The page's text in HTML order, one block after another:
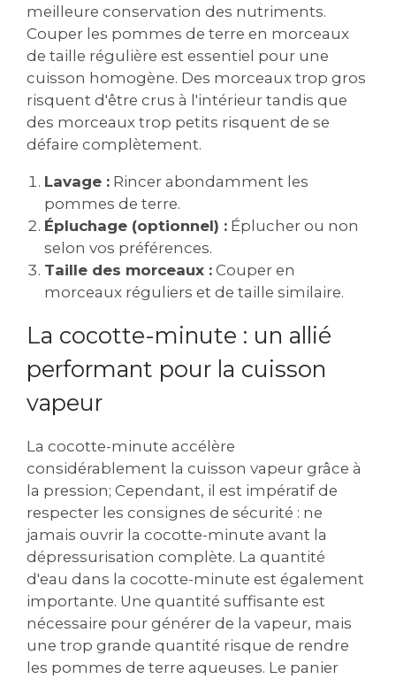
meilleure conservation des nutriments.
Couper les pommes de terre en morceaux
de taille régulière est essentiel pour une
cuisson homogène. Des morceaux trop gros
risquent d'être crus à l'intérieur tandis que
des morceaux trop petits risquent de se
défaire complètement.
Lavage : Rincer abondamment les
pommes de terre.
Épluchage (optionnel) : Éplucher ou non
selon vos préférences.
Taille des morceaux : Couper en
morceaux réguliers et de taille similaire.
La cocotte-minute : un allié
performant pour la cuisson
vapeur
La cocotte-minute accélère
considérablement la cuisson vapeur grâce à
la pression; Cependant, il est impératif de
respecter les consignes de sécurité : ne
jamais ouvrir la cocotte-minute avant la
dépressurisation complète. La quantité
d'eau dans la cocotte-minute est également
importante. Une quantité suffisante est
nécessaire pour générer de la vapeur, mais
une trop grande quantité risque de rendre
les pommes de terre aqueuses. Le panier